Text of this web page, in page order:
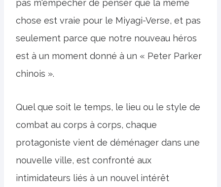
pas m'empêcher de penser que la même
chose est vraie pour le Miyagi-Verse, et pas
seulement parce que notre nouveau héros
est à un moment donné à un « Peter Parker
chinois ».
Quel que soit le temps, le lieu ou le style de
combat au corps à corps, chaque
protagoniste vient de déménager dans une
nouvelle ville, est confronté aux
intimidateurs liés à un nouvel intérêt